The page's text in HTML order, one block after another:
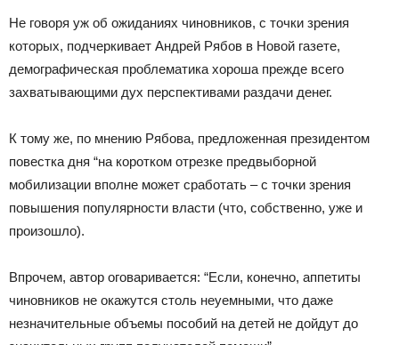
Не говоря уж об ожиданиях чиновников, с точки зрения
которых, подчеркивает Андрей Рябов в Новой газете,
демографическая проблематика хороша прежде всего
захватывающими дух перспективами раздачи денег.
К тому же, по мнению Рябова, предложенная президентом
повестка дня “на коротком отрезке предвыборной
мобилизации вполне может сработать – с точки зрения
повышения популярности власти (что, собственно, уже и
произошло).
Впрочем, автор оговаривается: “Если, конечно, аппетиты
чиновников не окажутся столь неуемными, что даже
незначительные объемы пособий на детей не дойдут до